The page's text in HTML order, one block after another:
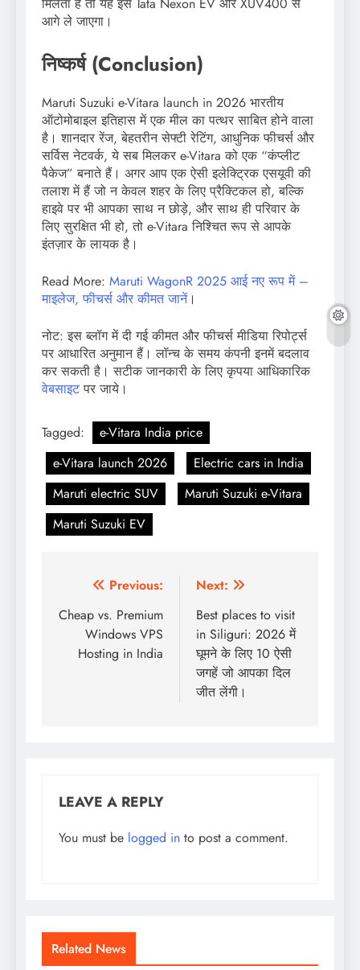
मिलता है तो यह इसे Tata Nexon EV और XUV400 से
आगे ले जाएगा।
निष्कर्ष (Conclusion)
Maruti Suzuki e-Vitara launch in 2026 भारतीय
ऑटोमोबाइल इतिहास में एक मील का पत्थर साबित होने वाला
है। शानदार रेंज, बेहतरीन सेफ्टी रेटिंग, आधुनिक फीचर्स और
सर्विस नेटवर्क, ये सब मिलकर e-Vitara को एक “कंप्लीट
पैकेज” बनाते हैं। अगर आप एक ऐसी इलेक्ट्रिक एसयूवी की
तलाश में हैं जो न केवल शहर के लिए प्रैक्टिकल हो, बल्कि
हाइवे पर भी आपका साथ न छोड़े, और साथ ही परिवार के
लिए सुरक्षित भी हो, तो e-Vitara निश्चित रूप से आपके
इंतज़ार के लायक है।
Read More: Maruti WagonR 2025 आई नए रूप में –
माइलेज, फीचर्स और कीमत जानें।
नोट: इस ब्लॉग में दी गई कीमत और फीचर्स मीडिया रिपोर्ट्स
पर आधारित अनुमान हैं। लॉन्च के समय कंपनी इनमें बदलाव
कर सकती है। सटीक जानकारी के लिए कृपया आधिकारिक
वेबसाइटपर जाये।
Tagged:
e-Vitara India price
e-Vitara launch 2026
Electric cars in India
Maruti electric SUV
Maruti Suzuki e-Vitara
Maruti Suzuki EV
Post
navigation
Previous:
Cheap vs. Premium
Windows VPS
Hosting in India
Next:
Best places to visit
in Siliguri: 2026 में
घूमने के लिए 10 ऐसी
जगहें जो आपका दिल
जीत लेंगी।
LEAVE A REPLY
You must be logged in to post a comment.
Related News